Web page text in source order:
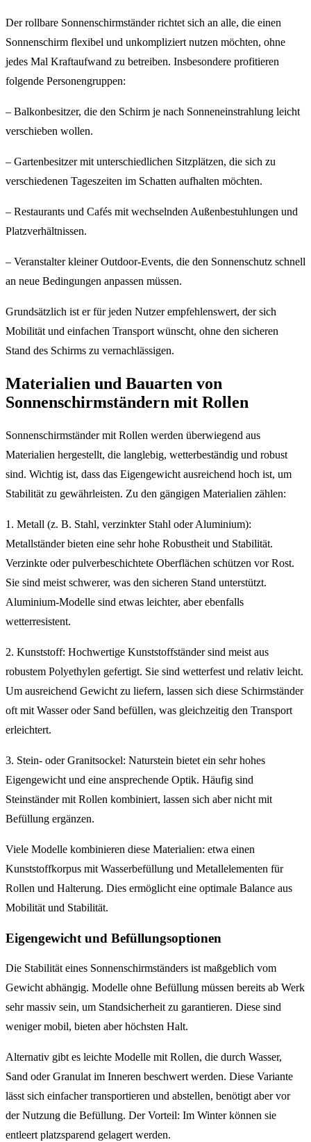
Der rollbare Sonnenschirmständer richtet sich an alle, die einen
Sonnenschirm flexibel und unkompliziert nutzen möchten, ohne
jedes Mal Kraftaufwand zu betreiben. Insbesondere profitieren
folgende Personengruppen:
– Balkonbesitzer, die den Schirm je nach Sonneneinstrahlung leicht
verschieben wollen.
– Gartenbesitzer mit unterschiedlichen Sitzplätzen, die sich zu
verschiedenen Tageszeiten im Schatten aufhalten möchten.
– Restaurants und Cafés mit wechselnden Außenbestuhlungen und
Platzverhältnissen.
– Veranstalter kleiner Outdoor-Events, die den Sonnenschutz schnell
an neue Bedingungen anpassen müssen.
Grundsätzlich ist er für jeden Nutzer empfehlenswert, der sich
Mobilität und einfachen Transport wünscht, ohne den sicheren
Stand des Schirms zu vernachlässigen.
Materialien und Bauarten von
Sonnenschirmständern mit Rollen
Sonnenschirmständer mit Rollen werden überwiegend aus
Materialien hergestellt, die langlebig, wetterbeständig und robust
sind. Wichtig ist, dass das Eigengewicht ausreichend hoch ist, um
Stabilität zu gewährleisten. Zu den gängigen Materialien zählen:
1. Metall (z. B. Stahl, verzinkter Stahl oder Aluminium):
Metallständer bieten eine sehr hohe Robustheit und Stabilität.
Verzinkte oder pulverbeschichtete Oberflächen schützen vor Rost.
Sie sind meist schwerer, was den sicheren Stand unterstützt.
Aluminium-Modelle sind etwas leichter, aber ebenfalls
wetterresistent.
2. Kunststoff: Hochwertige Kunststoffständer sind meist aus
robustem Polyethylen gefertigt. Sie sind wetterfest und relativ leicht.
Um ausreichend Gewicht zu liefern, lassen sich diese Schirmständer
oft mit Wasser oder Sand befüllen, was gleichzeitig den Transport
erleichtert.
3. Stein- oder Granitsockel: Naturstein bietet ein sehr hohes
Eigengewicht und eine ansprechende Optik. Häufig sind
Steinständer mit Rollen kombiniert, lassen sich aber nicht mit
Befüllung ergänzen.
Viele Modelle kombinieren diese Materialien: etwa einen
Kunststoffkorpus mit Wasserbefüllung und Metallelementen für
Rollen und Halterung. Dies ermöglicht eine optimale Balance aus
Mobilität und Stabilität.
Eigengewicht und Befüllungsoptionen
Die Stabilität eines Sonnenschirmständers ist maßgeblich vom
Gewicht abhängig. Modelle ohne Befüllung müssen bereits ab Werk
sehr massiv sein, um Standsicherheit zu garantieren. Diese sind
weniger mobil, bieten aber höchsten Halt.
Alternativ gibt es leichte Modelle mit Rollen, die durch Wasser,
Sand oder Granulat im Inneren beschwert werden. Diese Variante
lässt sich einfacher transportieren und abstellen, benötigt aber vor
der Nutzung die Befüllung. Der Vorteil: Im Winter können sie
entleert platzsparend gelagert werden.